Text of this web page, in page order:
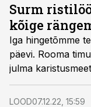
Surm
kõige
Iga hingetõmme
päevi. Rooma
julma
enda eliiti.
LOOD07.12.22, 15:59